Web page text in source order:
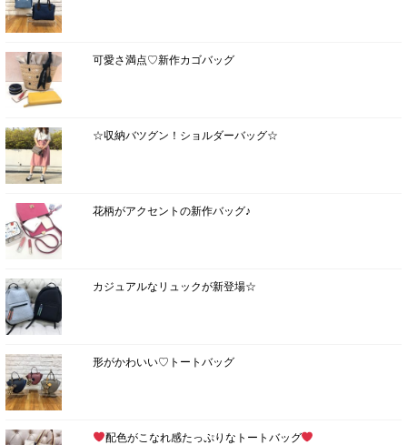
可愛さ満点♡新作カゴバッグ
☆収納バツグン！ショルダーバッグ☆
花柄がアクセントの新作バッグ♪
カジュアルなリュックが新登場☆
形がかわいい♡トートバッグ
配色がこなれ感たっぷりなトートバッグ